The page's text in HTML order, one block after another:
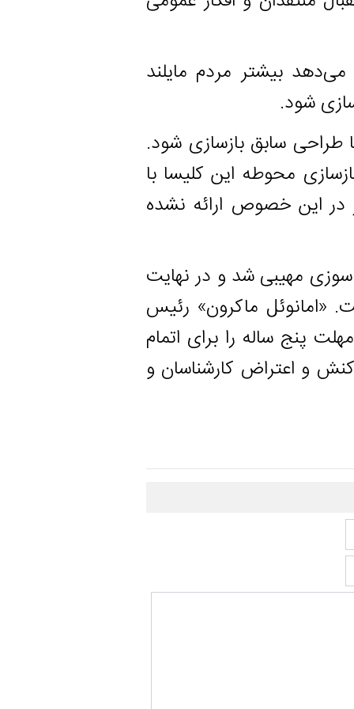
مردم مایلند
سابق بازسازی شود.
محوطه این کلیسا با
خصوص ارائه نشده
۲۰۱۹ دچار آتش سوزی مهیبی شد و در نهایت
ماکرون» رئیس
ساله را برای اتمام
اعتراض کارشناسان و